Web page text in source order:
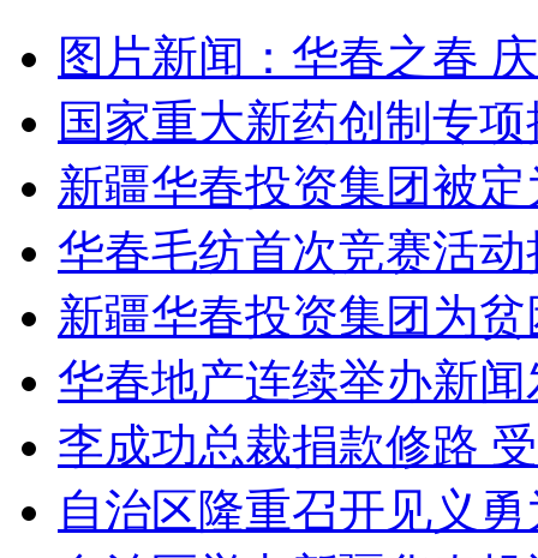
图片新闻：华春之春
国家重大新药创制专
新疆华春投资集团被
华春毛纺首次竞赛活
新疆华春投资集团为
华春地产连续举办新
李成功总裁捐款修路
自治区隆重召开见义